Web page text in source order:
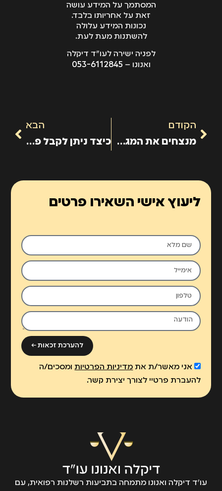
המסתמך על המידע עושה
זאת על אחריותו בלבד.
נכונות המידע עלולה
להשתנות מעת לעת.
לפניה ישירה לעו"ד דיקלה
ואנונו – 053-6112845
הקודם
מנצחים את המגבלה
הבא
כיצד ניתן לקבל פיצויים עבור הנזק?
ליעוץ אישי השאירו פרטים
אני מאשר/ת את מדיניות הפרטיותומסכים/ה
להעברת פרטיי לצורך יצירת קשר.
להערכת זכאות ←
עו״ד דיקלה ואנונו מתמחה בתביעות רשלנות רפואית, עם